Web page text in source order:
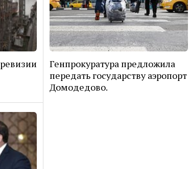
Генпрокуратура предложила
передать государству аэропорт
Домодедово.